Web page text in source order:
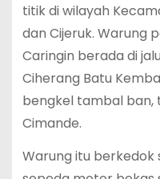
titik di wilayah
dan Cijeruk. Warung
Caringin berada di
Ciherang Batu
bengkel tambal ban,
Cimande.
Warung itu berkedok